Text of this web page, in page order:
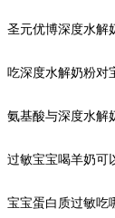
圣元优博深度水解
吃深度水解奶粉对
氨基酸与深度水解
过敏宝宝喝羊奶可
宝宝蛋白质过敏吃